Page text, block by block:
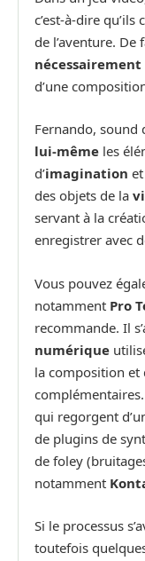
c’est-à-dire qu’ils
de l’aventure. De
d’une
Fernando, sound
lui-même les
d’imagination
des objets de la
servant à la
enregistrer avec
Vous pouvez
notamment Pro
recommande. Il
numérique
la composition et
qui regorgent
de plugins de
de foley
notamment
Si le processus
toutefois